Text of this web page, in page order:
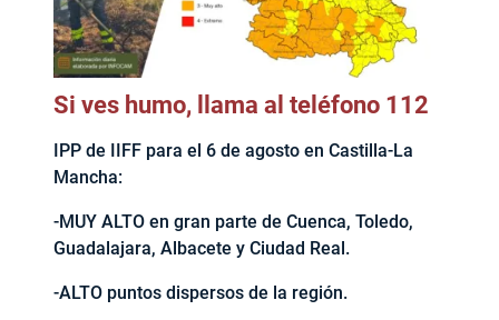
Si ves humo, llama al teléfono 112
IPP de IIFF para el 6 de agosto en Castilla-La
Mancha:
-MUY ALTO en gran parte de Cuenca, Toledo,
Guadalajara, Albacete y Ciudad Real.
-ALTO puntos dispersos de la región.